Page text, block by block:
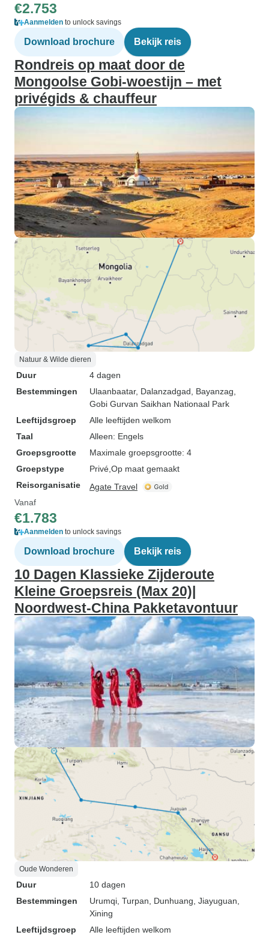
€2.753
Aanmelden to unlock savings
Download brochure Bekijk reis
Rondreis op maat door de
Mongoolse Gobi-woestijn – met
privégids & chauffeur
Natuur & Wilde dieren
Duur
4 dagen
Bestemmingen
Ulaanbaatar, Dalanzadgad , Bayanzag
Gobi Gurvan Saikhan Nationaal Park
Leeftijdsgroep
Alle leeftijden welkom
Taal
Alleen: Engels
Groepsgrootte
Maximale groepsgrootte: 4
Groepstype
Privé Op maat gemaakt
Reisorganisatie
Agate Travel
Vanaf
€1.783
Aanmelden to unlock savings
Download brochure Bekijk reis
10 Dagen Klassieke Zijderoute
Kleine Groepsreis (Max 20)|
Noordwest-China Pakketavontuur
Oude Wonderen
Duur
10 dagen
Bestemmingen
Urumqi , Turpan , Dunhuang , Jiayuguan
Xining
Leeftijdsgroep
Alle leeftijden welkom